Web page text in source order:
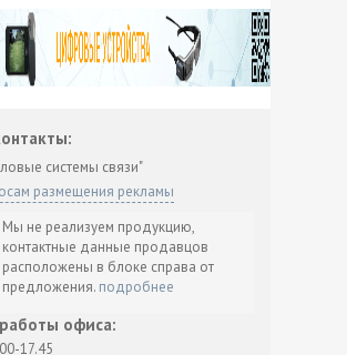
системы связи"
размещения рекламы
Мы не реализуем продукцию,
контактные данные продавцов
расположены в блоке справа от
предложения. подробнее
офиса:
17.45